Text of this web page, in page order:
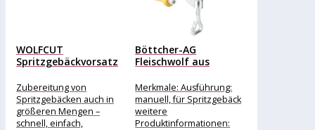
WOLFCUT
Spritzgebäckvorsatz
kompatibel mit...
Zubereitung von
Spritzgebäcken auch in
größeren Mengen –
schnell, einfach,
Böttcher-AG
Fleischwolf aus
mit
Spritzgebäckaufsatz,...
Merkmale: Ausführung:
manuell, für Spritzgebäck
weitere
Produktinformationen: